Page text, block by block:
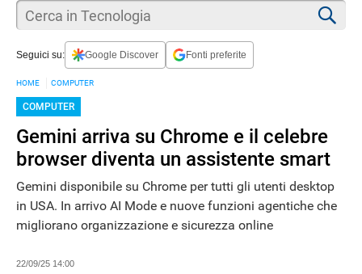
ACCOUNT
MAIL
Seguici su: Google Discover Fonti preferite
HOME COMPUTER
COMPUTER
Gemini arriva su Chrome e il celebre
browser diventa un assistente smart
Gemini disponibile su Chrome per tutti gli utenti desktop
in USA. In arrivo AI Mode e nuove funzioni agentiche che
migliorano organizzazione e sicurezza online
22/09/25 14:00